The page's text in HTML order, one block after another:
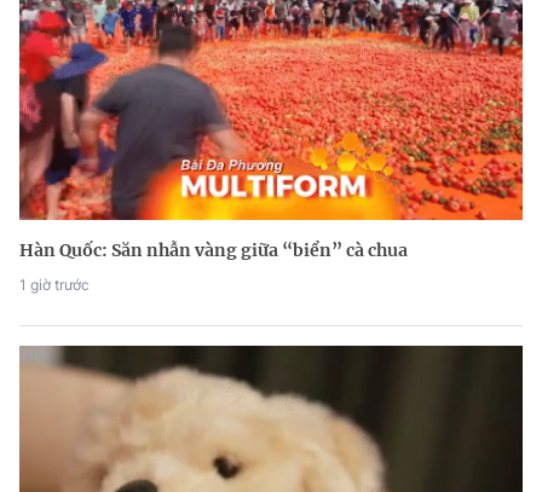
Hàn Quốc: Săn nhẫn vàng giữa “biển” cà chua
1 giờ trước